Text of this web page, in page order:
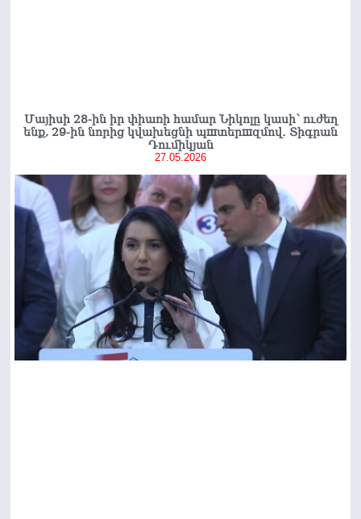
Մայիսի 28-ին իր փիառի համար Նիկոլը կասի՝ ուժեղ
ենք, 29-ին նորից կվախեցնի պшտերшզմով․ Տիգրան
Դումիկյան
27.05.2026